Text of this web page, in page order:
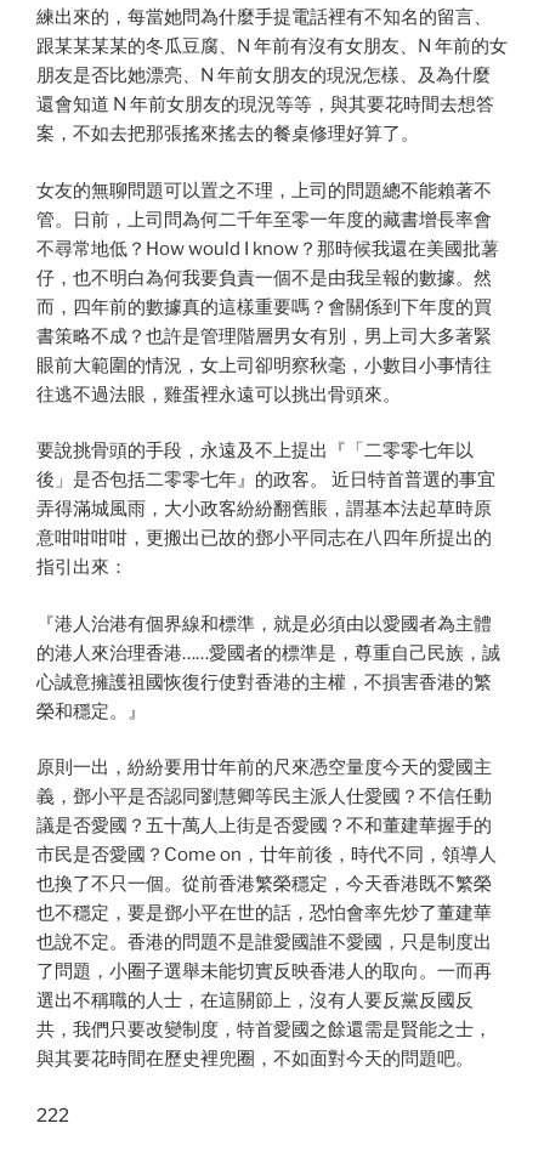
練出來的，每當她問為什麼手提電話裡有不知名的留言、
跟某某某某的冬瓜豆腐、N 年前有沒有女朋友、N 年前的女
朋友是否比她漂亮、N 年前女朋友的現況怎樣、及為什麼
還會知道 N 年前女朋友的現況等等，與其要花時間去想答
案，不如去把那張搖來搖去的餐桌修理好算了。
女友的無聊問題可以置之不理，上司的問題總不能賴著不
管。日前，上司問為何二千年至零一年度的藏書增長率會
不尋常地低？How would I know？那時候我還在美國批薯
仔，也不明白為何我要負責一個不是由我呈報的數據。然
而，四年前的數據真的這樣重要嗎？會關係到下年度的買
書策略不成？也許是管理階層男女有別，男上司大多著緊
眼前大範圍的情況，女上司卻明察秋毫，小數目小事情往
往逃不過法眼，雞蛋裡永遠可以挑出骨頭來。
要說挑骨頭的手段，永遠及不上提出『「二零零七年以
後」是否包括二零零七年』的政客。 近日特首普選的事宜
弄得滿城風雨，大小政客紛紛翻舊賬，謂基本法起草時原
意咁咁咁咁，更搬出已故的鄧小平同志在八四年所提出的
指引出來：
『港人治港有個界線和標準，就是必須由以愛國者為主體
的港人來治理香港……愛國者的標準是，尊重自己民族，誠
心誠意擁護祖國恢復行使對香港的主權，不損害香港的繁
榮和穩定。』
原則一出，紛紛要用廿年前的尺來憑空量度今天的愛國主
義，鄧小平是否認同劉慧卿等民主派人仕愛國？不信任動
議是否愛國？五十萬人上街是否愛國？不和董建華握手的
市民是否愛國？Come on，廿年前後，時代不同，領導人
也換了不只一個。從前香港繁榮穩定，今天香港既不繁榮
也不穩定，要是鄧小平在世的話，恐怕會率先炒了董建華
也說不定。香港的問題不是誰愛國誰不愛國，只是制度出
了問題，小圈子選舉未能切實反映香港人的取向。一而再
選出不稱職的人士，在這關節上，沒有人要反黨反國反
共，我們只要改變制度，特首愛國之餘還需是賢能之士，
與其要花時間在歷史裡兜圈，不如面對今天的問題吧。
222